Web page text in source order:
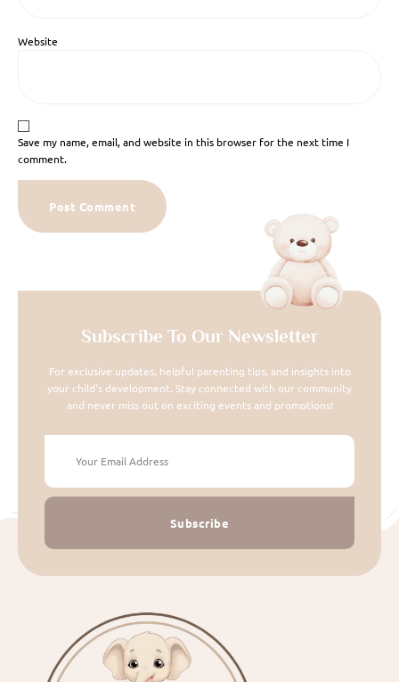
Website
Save my name, email, and website in this browser for the next time I
comment.
Subscribe To Our Newsletter
For exclusive updates, helpful parenting tips, and insights into
your child's development. Stay connected with our community
and never miss out on exciting events and promotions!
Subscribe